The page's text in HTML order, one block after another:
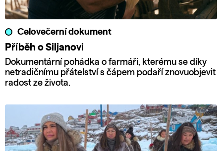
Celovečerní dokument
Příběh o Siljanovi
Dokumentární pohádka o farmáři, kterému se díky
netradičnímu přátelství s čápem podaří znovuobjevit
radost ze života.